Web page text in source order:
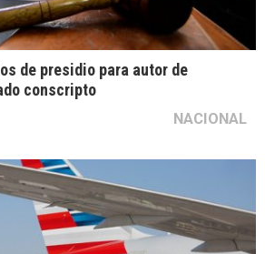
de presidio para autor de
conscripto
NACIONAL